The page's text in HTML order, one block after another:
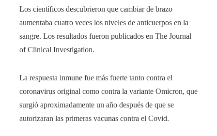
Los científicos descubrieron que cambiar de brazo
aumentaba cuatro veces los niveles de anticuerpos en la
sangre. Los resultados fueron publicados en The Journal
of Clinical Investigation.
La respuesta inmune fue más fuerte tanto contra el
coronavirus original como contra la variante Omicron, que
surgió aproximadamente un año después de que se
autorizaran las primeras vacunas contra el Covid.